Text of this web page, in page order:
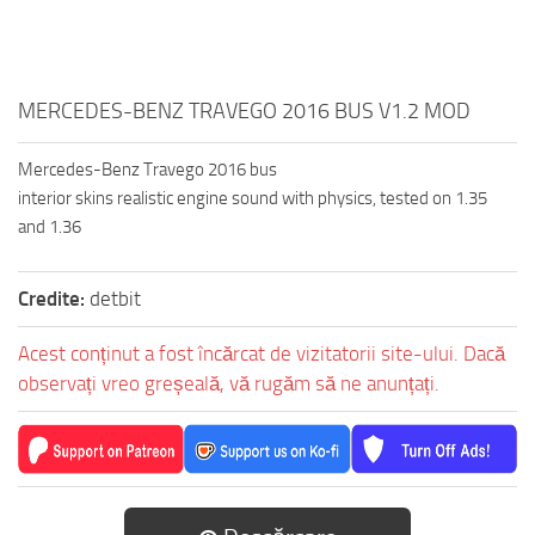
MERCEDES-BENZ TRAVEGO 2016 BUS V1.2 MOD
Mercedes-Benz Travego 2016 bus
interior skins realistic engine sound with physics, tested on 1.35
and 1.36
Credite: detbit
Acest conținut a fost încărcat de vizitatorii site-ului. Dacă
observați vreo greșeală, vă rugăm să ne anunțați.